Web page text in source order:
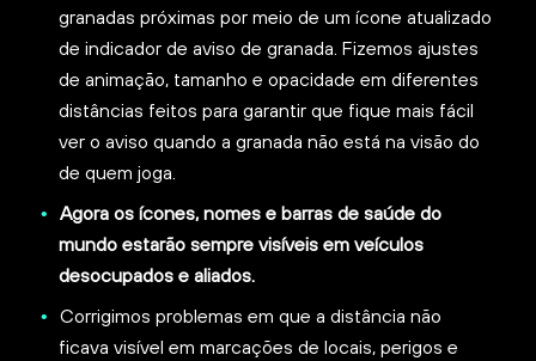
granadas próximas por meio de um ícone atualizado
de indicador de aviso de granada. Fizemos ajustes
de animação, tamanho e opacidade em diferentes
distâncias feitos para garantir que fique mais fácil
ver o aviso quando a granada não está na visão do
de quem joga.
Agora os ícones, nomes e barras de saúde do
mundo estarão sempre visíveis em veículos
desocupados e aliados.
Corrigimos problemas em que a distância não
ficava visível em marcações de locais, perigos e